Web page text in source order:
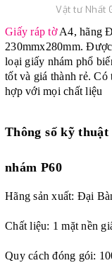
Vật tư Nhất
Giấy ráp tờA4, hãng
230mmx280mm.
loại giấy nhám phổ
tốt và giá thành rẻ.
hợp với mọi chất liệu
Thông số kỹ thuật
nhám P60
Hãng sản xuất: Đại
Chất liệu: 1 mặt nền
Quy cách đóng gói: